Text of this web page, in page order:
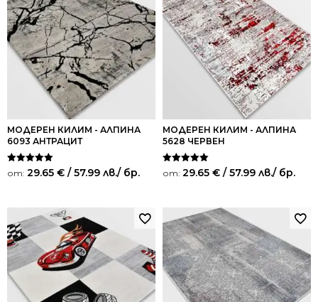
МОДЕРЕН КИЛИМ - АЛПИНА
6093 АНТРАЦИТ
Оценено на
5.00
от: 29.65 € / 57.99 лв./ бр.
МОДЕРЕН КИЛИМ - АЛПИНА
5628 ЧЕРВЕН
Оценено на
5.00
от: 29.65 € / 57.99 лв./ бр.